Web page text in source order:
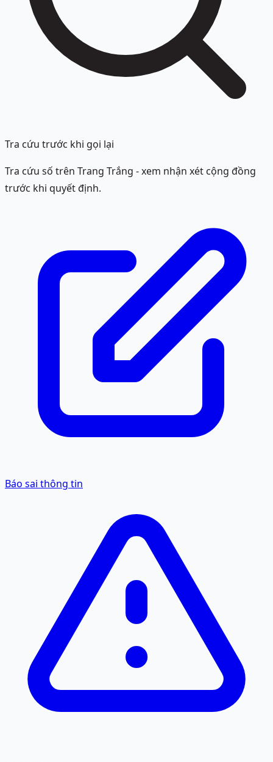
Tra cứu trước khi gọi lại
Tra cứu số trên Trang Trắng - xem nhận xét cộng đồng
trước khi quyết định.
Báo sai thông tin